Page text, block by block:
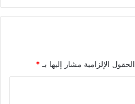
الحقول الإلزامية مشار إليها بـ *